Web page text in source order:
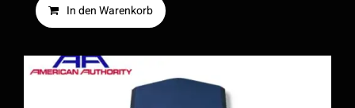
In den Warenkorb